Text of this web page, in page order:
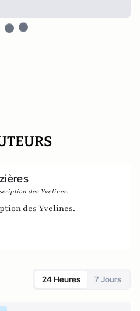
des Yvelines.
des Yvelines.
24 Heures 7 Jours